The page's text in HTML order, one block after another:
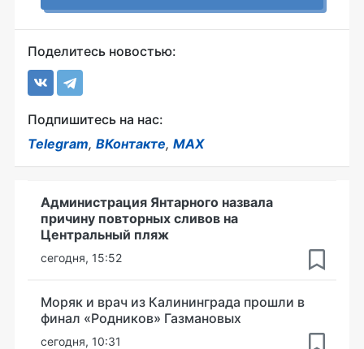
Поделитесь новостью:
Подпишитесь на нас:
Telegram, ВКонтакте, MAX
Администрация Янтарного назвала
причину повторных сливов на
Центральный пляж
сегодня, 15:52
Моряк и врач из Калининграда прошли в
финал «Родников» Газмановых
сегодня, 10:31